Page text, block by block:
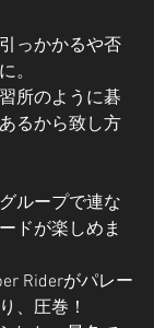
っかかるや否
。
所のように碁
るから致し方
ループで連な
ドが楽しめま
Riderがパレー
、圧巻！